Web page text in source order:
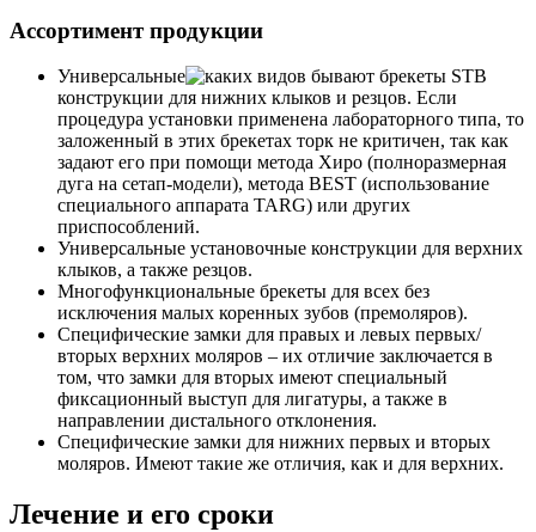
Ассортимент продукции
Универсальные
конструкции для нижних клыков и резцов. Если
процедура установки применена лабораторного типа, то
заложенный в этих брекетах торк не критичен, так как
задают его при помощи метода Хиро (полноразмерная
дуга на сетап-модели), метода BEST (использование
специального аппарата TARG) или других
приспособлений.
Универсальные установочные конструкции для верхних
клыков, а также резцов.
Многофункциональные брекеты для всех без
исключения малых коренных зубов (премоляров).
Специфические замки для правых и левых первых/
вторых верхних моляров – их отличие заключается в
том, что замки для вторых имеют специальный
фиксационный выступ для лигатуры, а также в
направлении дистального отклонения.
Специфические замки для нижних первых и вторых
моляров. Имеют такие же отличия, как и для верхних.
Лечение и его сроки